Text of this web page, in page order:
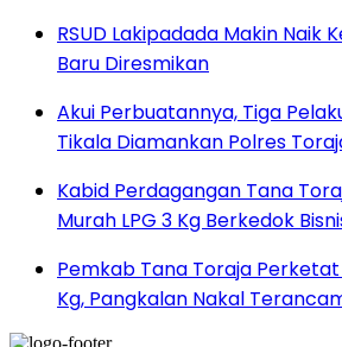
RSUD Lakipadada Makin Naik
Baru Diresmikan
Akui Perbuatannya, Tiga
Tikala Diamankan Polres
Kabid Perdagangan Tana
Murah LPG 3 Kg Berkedok
Pemkab Tana Toraja Perketat
Kg, Pangkalan Nakal